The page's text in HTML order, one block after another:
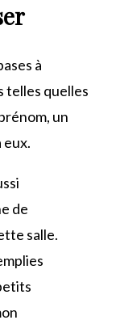
à
telles quelles
un
eux.
de
salle.